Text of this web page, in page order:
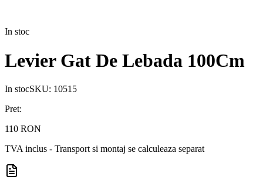
In stoc
Levier Gat De Lebada 100Cm
In stocSKU: 10515
Pret:
110 RON
TVA inclus - Transport si montaj se calculeaza separat